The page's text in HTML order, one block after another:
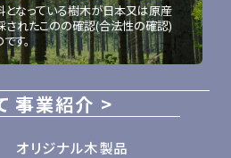
事業紹介
オリジナル木製品
なっている樹木が日本又は原産
されたこのの確認(合法性の確認)
す。